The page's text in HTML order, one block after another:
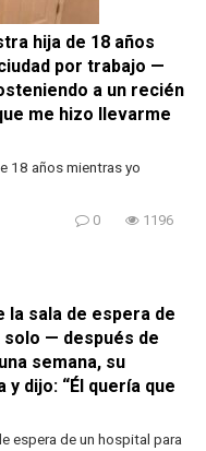
hija de 18 años
por trabajo —
a un recién
me hizo llevarme
18 años mientras yo
0 1196
la sala de espera de
solo — después de
semana, su
dijo: “Él quería que
espera de un hospital para